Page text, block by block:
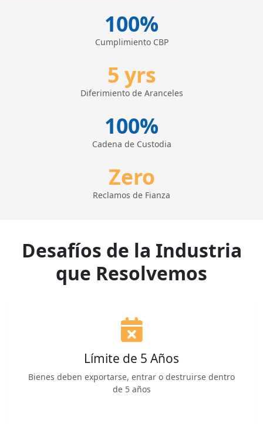
100%
Cumplimiento CBP
5 yrs
Diferimiento de Aranceles
100%
Cadena de Custodia
Zero
Reclamos de Fianza
Desafíos de la Industria
que Resolvemos
Límite de 5 Años
Bienes deben exportarse, entrar o destruirse dentro
de 5 años